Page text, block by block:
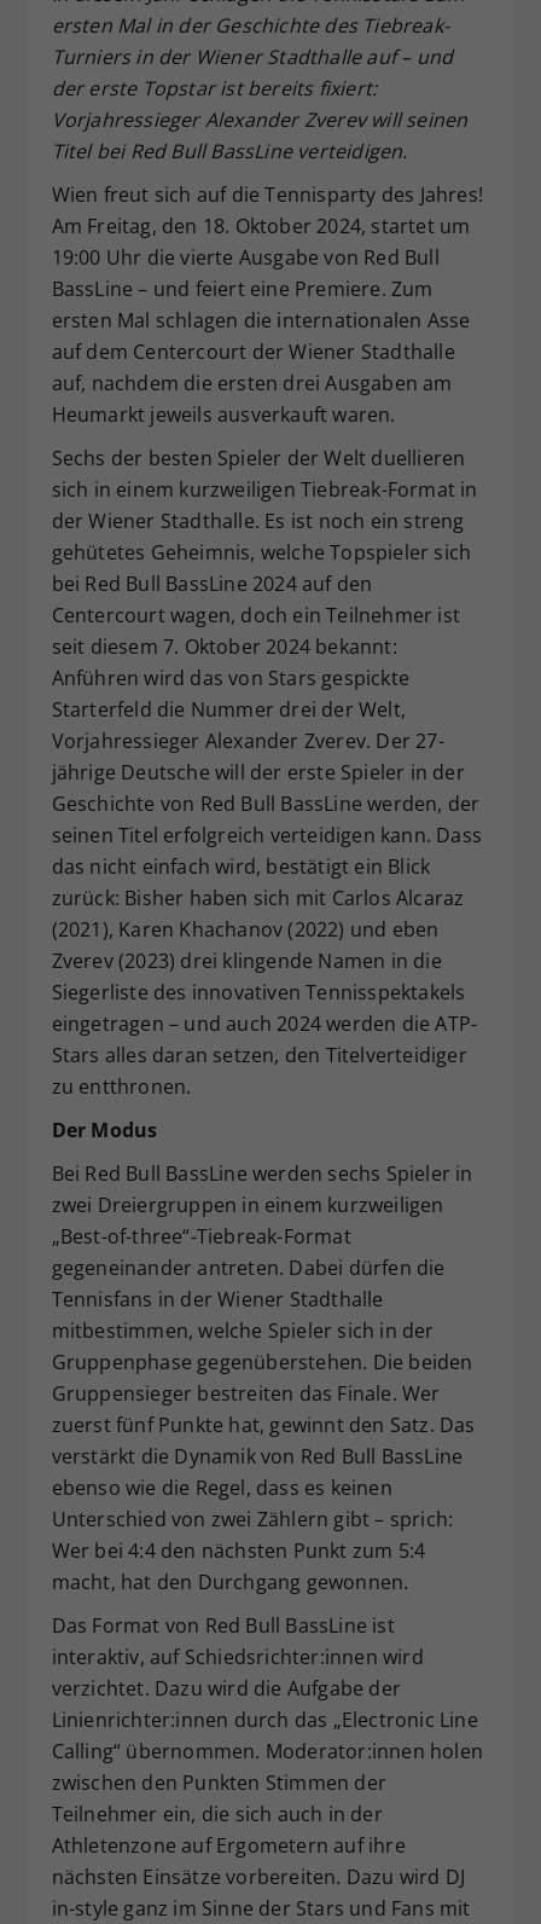
ersten Mal in der Geschichte des Tiebreak-
Turniers in der Wiener Stadthalle auf – und
der erste Topstar ist bereits fixiert:
Vorjahressieger Alexander Zverev will seinen
Titel bei Red Bull BassLine verteidigen.
Wien freut sich auf die Tennisparty des Jahres!
Am Freitag, den 18. Oktober 2024, startet um
19:00 Uhr die vierte Ausgabe von Red Bull
BassLine – und feiert eine Premiere. Zum
ersten Mal schlagen die internationalen Asse
auf dem Centercourt der Wiener Stadthalle
auf, nachdem die ersten drei Ausgaben am
Heumarkt jeweils ausverkauft waren.
Sechs der besten Spieler der Welt duellieren
sich in einem kurzweiligen Tiebreak-Format in
der Wiener Stadthalle. Es ist noch ein streng
gehütetes Geheimnis, welche Topspieler sich
bei Red Bull BassLine 2024 auf den
Centercourt wagen, doch ein Teilnehmer ist
seit diesem 7. Oktober 2024 bekannt:
Anführen wird das von Stars gespickte
Starterfeld die Nummer drei der Welt,
Vorjahressieger Alexander Zverev. Der 27-
jährige Deutsche will der erste Spieler in der
Geschichte von Red Bull BassLine werden, der
seinen Titel erfolgreich verteidigen kann. Dass
das nicht einfach wird, bestätigt ein Blick
zurück: Bisher haben sich mit Carlos Alcaraz
(2021), Karen Khachanov (2022) und eben
Zverev (2023) drei klingende Namen in die
Siegerliste des innovativen Tennisspektakels
eingetragen – und auch 2024 werden die ATP-
Stars alles daran setzen, den Titelverteidiger
zu entthronen.
Der Modus
Bei Red Bull BassLine werden sechs Spieler in
zwei Dreiergruppen in einem kurzweiligen
„Best-of-three“-Tiebreak-Format
gegeneinander antreten. Dabei dürfen die
Tennisfans in der Wiener Stadthalle
mitbestimmen, welche Spieler sich in der
Gruppenphase gegenüberstehen. Die beiden
Gruppensieger bestreiten das Finale. Wer
zuerst fünf Punkte hat, gewinnt den Satz. Das
verstärkt die Dynamik von Red Bull BassLine
ebenso wie die Regel, dass es keinen
Unterschied von zwei Zählern gibt – sprich:
Wer bei 4:4 den nächsten Punkt zum 5:4
macht, hat den Durchgang gewonnen.
Das Format von Red Bull BassLine ist
interaktiv, auf Schiedsrichter:innen wird
verzichtet. Dazu wird die Aufgabe der
Linienrichter:innen durch das „Electronic Line
Calling“ übernommen. Moderator:innen holen
zwischen den Punkten Stimmen der
Teilnehmer ein, die sich auch in der
Athletenzone auf Ergometern auf ihre
nächsten Einsätze vorbereiten. Dazu wird DJ
in-style ganz im Sinne der Stars und Fans mit
Zweck
Dieser Wert speichert Ihre Consent-
Einstellungen. Unter anderem eine
zufällig generierte ID, für die
historische Speicherung Ihrer
vorgenommen Einstellungen, falls der
Webseiten-Betreiber dies eingestellt
hat.